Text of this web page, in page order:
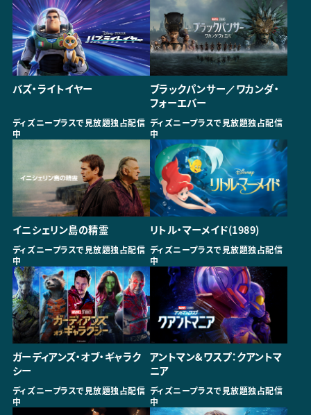
バズ・ライトイヤー
ディズニープラスで見放題独占配信
中
ブラックパンサー／ワカンダ・
フォーエバー
ディズニープラスで見放題独占配信
中
イニシェリン島の精霊
ディズニープラスで見放題独占配信
中
リトル・マーメイド(1989)
ディズニープラスで見放題独占配信
中
ガーディアンズ・オブ・ギャラク
シー
ディズニープラスで見放題独占配信
中
アントマン&ワスプ：クアントマ
ニア
ディズニープラスで見放題独占配信
中